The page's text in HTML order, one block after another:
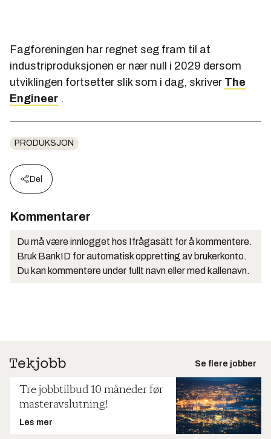
Fagforeningen har regnet seg fram til at
industriproduksjonen er nær null i 2029 dersom
utviklingen fortsetter slik som i dag, skriver The
Engineer .
PRODUKSJON
Del
Kommentarer
Du må være innlogget hos Ifrågasätt for å kommentere.
Bruk BankID for automatisk oppretting av brukerkonto.
Du kan kommentere under fullt navn eller med kallenavn.
Se flere jobber
Tre jobbtilbud 10 måneder før
masteravslutning!
Les mer